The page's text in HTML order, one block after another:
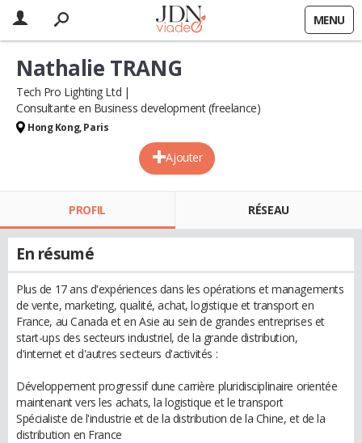
MENU
Ajouter
Nathalie TRANG
Tech Pro Lighting Ltd
Consultante en Business development (freelance)
Hong Kong, Paris
PROFIL RÉSEAU
En résumé
Plus de 17 ans d'expériences dans les opérations et managements
de vente, marketing, qualité, achat, logistique et transport en
France, au Canada et en Asie au sein de grandes entreprises et
start-ups des secteurs industriel, de la grande distribution,
d'internet et d'autres secteurs d'activités :
Développement progressif dune carrière pluridisciplinaire orientée
maintenant vers les achats, la logistique et le transport
Spécialiste de l'industrie et de la distribution de la Chine, et de la
distribution en France